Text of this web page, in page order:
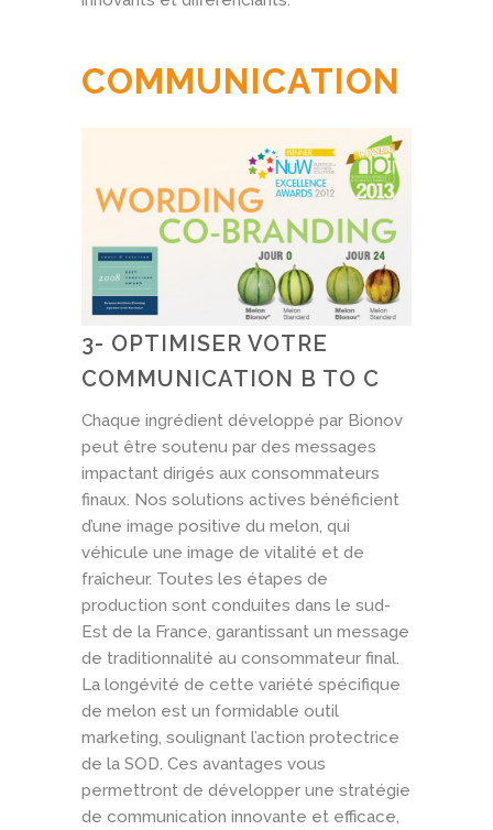
COMMUNICATION
3- OPTIMISER VOTRE
COMMUNICATION B TO C
Chaque ingrédient développé par Bionov
peut être soutenu par des messages
impactant dirigés aux consommateurs
finaux. Nos solutions actives bénéficient
d’une image positive du melon, qui
véhicule une image de vitalité et de
fraîcheur. Toutes les étapes de
production sont conduites dans le sud-
Est de la France, garantissant un message
de traditionnalité au consommateur final.
La longévité de cette variété spécifique
de melon est un formidable outil
marketing, soulignant l’action protectrice
de la SOD. Ces avantages vous
permettront de développer une stratégie
de communication innovante et efficace,